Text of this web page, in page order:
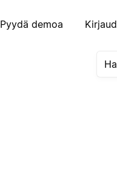
Pyydä demoa